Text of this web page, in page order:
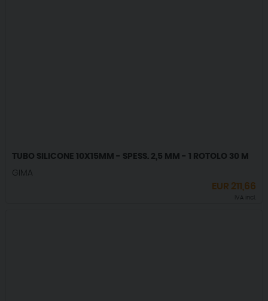
TUBO SILICONE 10X15MM - SPESS. 2,5 MM - 1 ROTOLO 30 M
GIMA
EUR 211,66
IVA incl.